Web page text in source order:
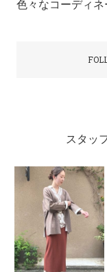
色々なコーディネ
スタッ